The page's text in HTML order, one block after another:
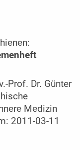
Prof. Dr. Günter
Medizin
2011-03-11